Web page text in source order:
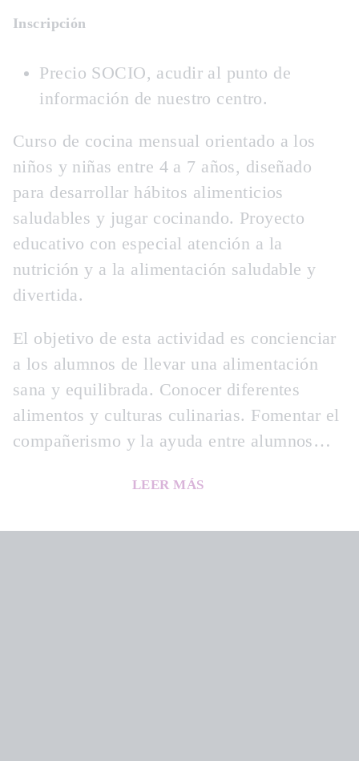
Inscripción
Precio SOCIO, acudir al punto de
información de nuestro centro.
Curso de cocina mensual orientado a los
niños y niñas entre 4 a 7 años, diseñado
para desarrollar hábitos alimenticios
saludables y jugar cocinando. Proyecto
educativo con especial atención a la
nutrición y a la alimentación saludable y
divertida.
El objetivo de esta actividad es concienciar
a los alumnos de llevar una alimentación
sana y equilibrada. Conocer diferentes
alimentos y culturas culinarias. Fomentar el
compañerismo y la ayuda entre alumnos…
LEER MÁS